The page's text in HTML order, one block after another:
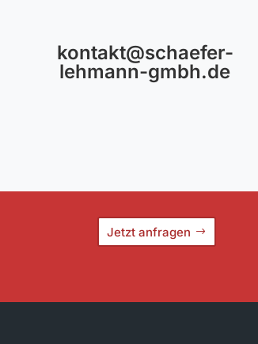
kontakt@schaefer-
lehmann-gmbh.de
Jetzt anfragen